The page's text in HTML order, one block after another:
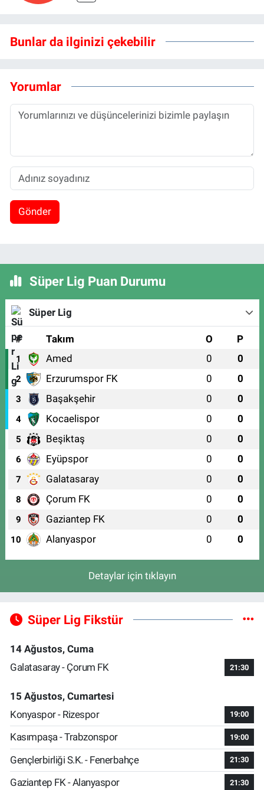
Bunlar da ilginizi çekebilir
Yorumlar
Gönder
Süper Lig Puan Durumu
Süper Lig
# Takım O P
1 Amed 0 0
2 Erzurumspor FK 0 0
3 Başakşehir 0 0
4 Kocaelispor 0 0
5 Beşiktaş 0 0
6 Eyüpspor 0 0
7 Galatasaray 0 0
8 Çorum FK 0 0
9 Gaziantep FK 0 0
10 Alanyaspor 0 0
Detaylar için tıklayın
Süper Lig Fikstür
14 Ağustos, Cuma
Galatasaray - Çorum FK
21:30
15 Ağustos, Cumartesi
Konyaspor - Rizespor
19:00
Kasımpaşa - Trabzonspor 19:00
Gençlerbirliği S.K. - Fenerbahçe 21:30
Gaziantep FK - Alanyaspor 21:30